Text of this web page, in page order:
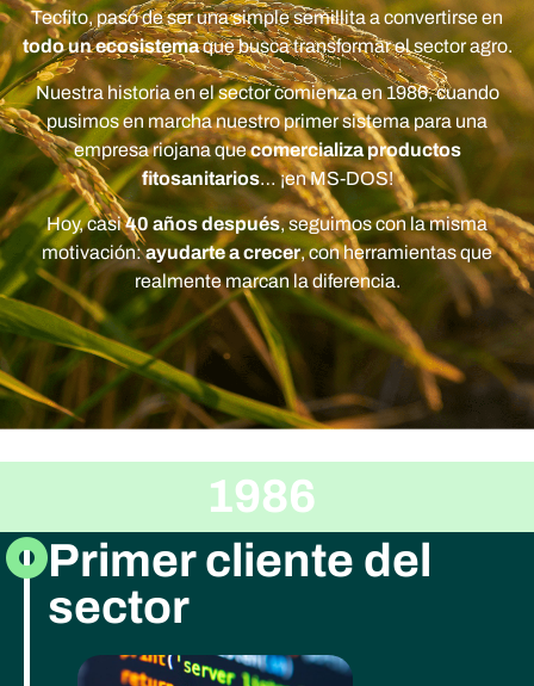
Tecfito, pasó de ser una simple semillita a convertirse en
todo un ecosistemaque busca transformar el sector agro.
Nuestra historia en el sector comienza en 1986, cuando
pusimos en marcha nuestro primer sistema para una
empresa riojana quecomercializa productos
fitosanitarios… ¡en MS-DOS!
Hoy, casi40 años después, seguimos con la misma
motivación:ayudarte a crecer, con herramientas que
realmente marcan la diferencia.
1986
Primer cliente del
sector